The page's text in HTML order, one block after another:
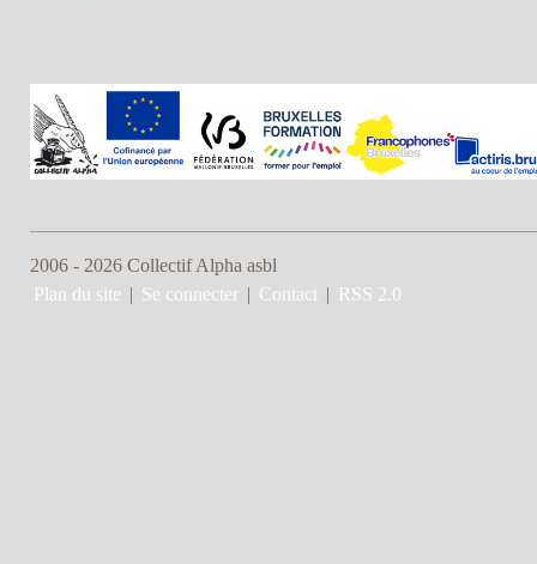
2006 - 2026 Collectif Alpha asbl
Plan du site
Se connecter Contact RSS 2.0